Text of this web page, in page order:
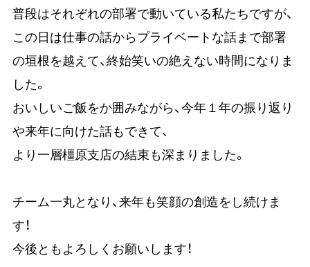
普段はそれぞれの部署で動いている私たちですが、
この日は仕事の話からプライベートな話まで部署
の垣根を越えて、終始笑いの絶えない時間になりま
した。
おいしいご飯をか囲みながら、今年１年の振り返り
や来年に向けた話もできて、
より一層橿原支店の結束も深まりました。
チーム一丸となり、来年も笑顔の創造をし続けま
す！
今後ともよろしくお願いします！